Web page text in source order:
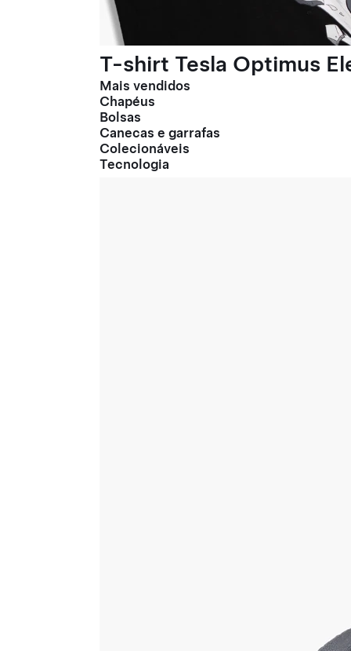
T-shirt Tesla Optimus
Mais vendidos
Chapéus
Bolsas
Canecas e garrafas
Colecionáveis
Tecnologia